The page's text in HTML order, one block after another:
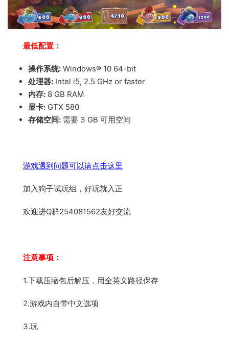
最低配置：
操作系统: Windows® 10 64-bit
处理器: Intel i5, 2.5 GHz or faster
内存: 8 GB RAM
显卡: GTX 580
存储空间: 需要 3 GB 可用空间
游戏遇到问题可以请点击这里
加入狗子试玩组，好玩就入正
欢迎进Q群254081562友好交流
注意事项：
1.下载压缩包后解压，用全英文路径保存
2.游戏内自带中文选项
3.玩